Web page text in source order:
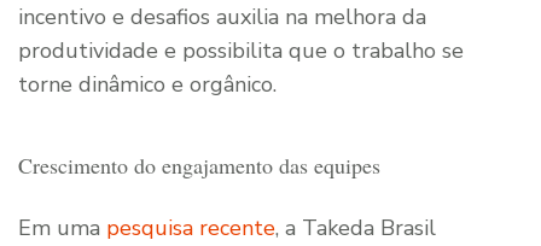
incentivo e desafios auxilia na melhora da
produtividade e possibilita que o trabalho se
torne dinâmico e orgânico.
Crescimento do engajamento das equipes
Em uma pesquisa recente, a Takeda Brasil